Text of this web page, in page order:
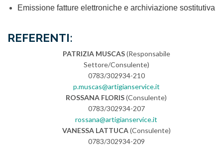
Emissione fatture elettroniche e archiviazione sostitutiva
REFERENTI:
PATRIZIA MUSCAS(Responsabile
Settore/Consulente)
0783/302934-210
p.muscas@artigianservice.it
ROSSANA FLORIS(Consulente)
0783/302934-207
rossana@artigianservice.it
VANESSA LATTUCA(Consulente)
0783/302934-209